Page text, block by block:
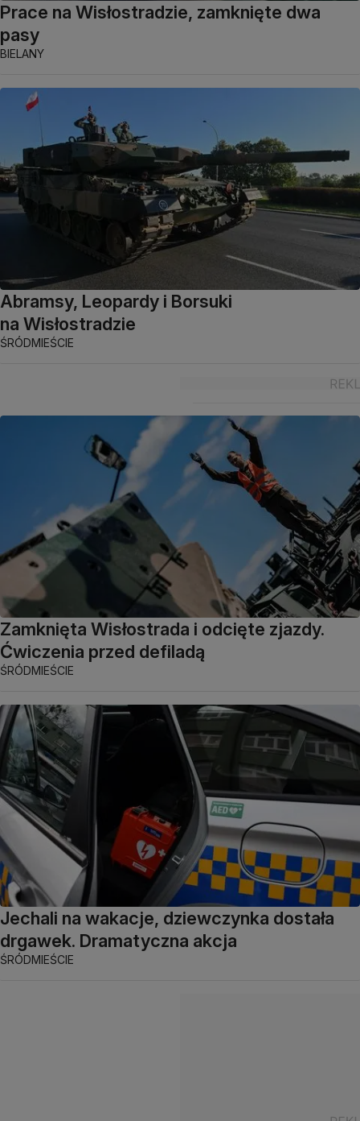
Prace na Wisłostradzie, zamknięte dwa
pasy
BIELANY
Abramsy, Leopardy i Borsuki
na Wisłostradzie
ŚRÓDMIEŚCIE
Zamknięta Wisłostrada i odcięte zjazdy.
Ćwiczenia przed defiladą
ŚRÓDMIEŚCIE
Jechali na wakacje, dziewczynka dostała
drgawek. Dramatyczna akcja
ŚRÓDMIEŚCIE